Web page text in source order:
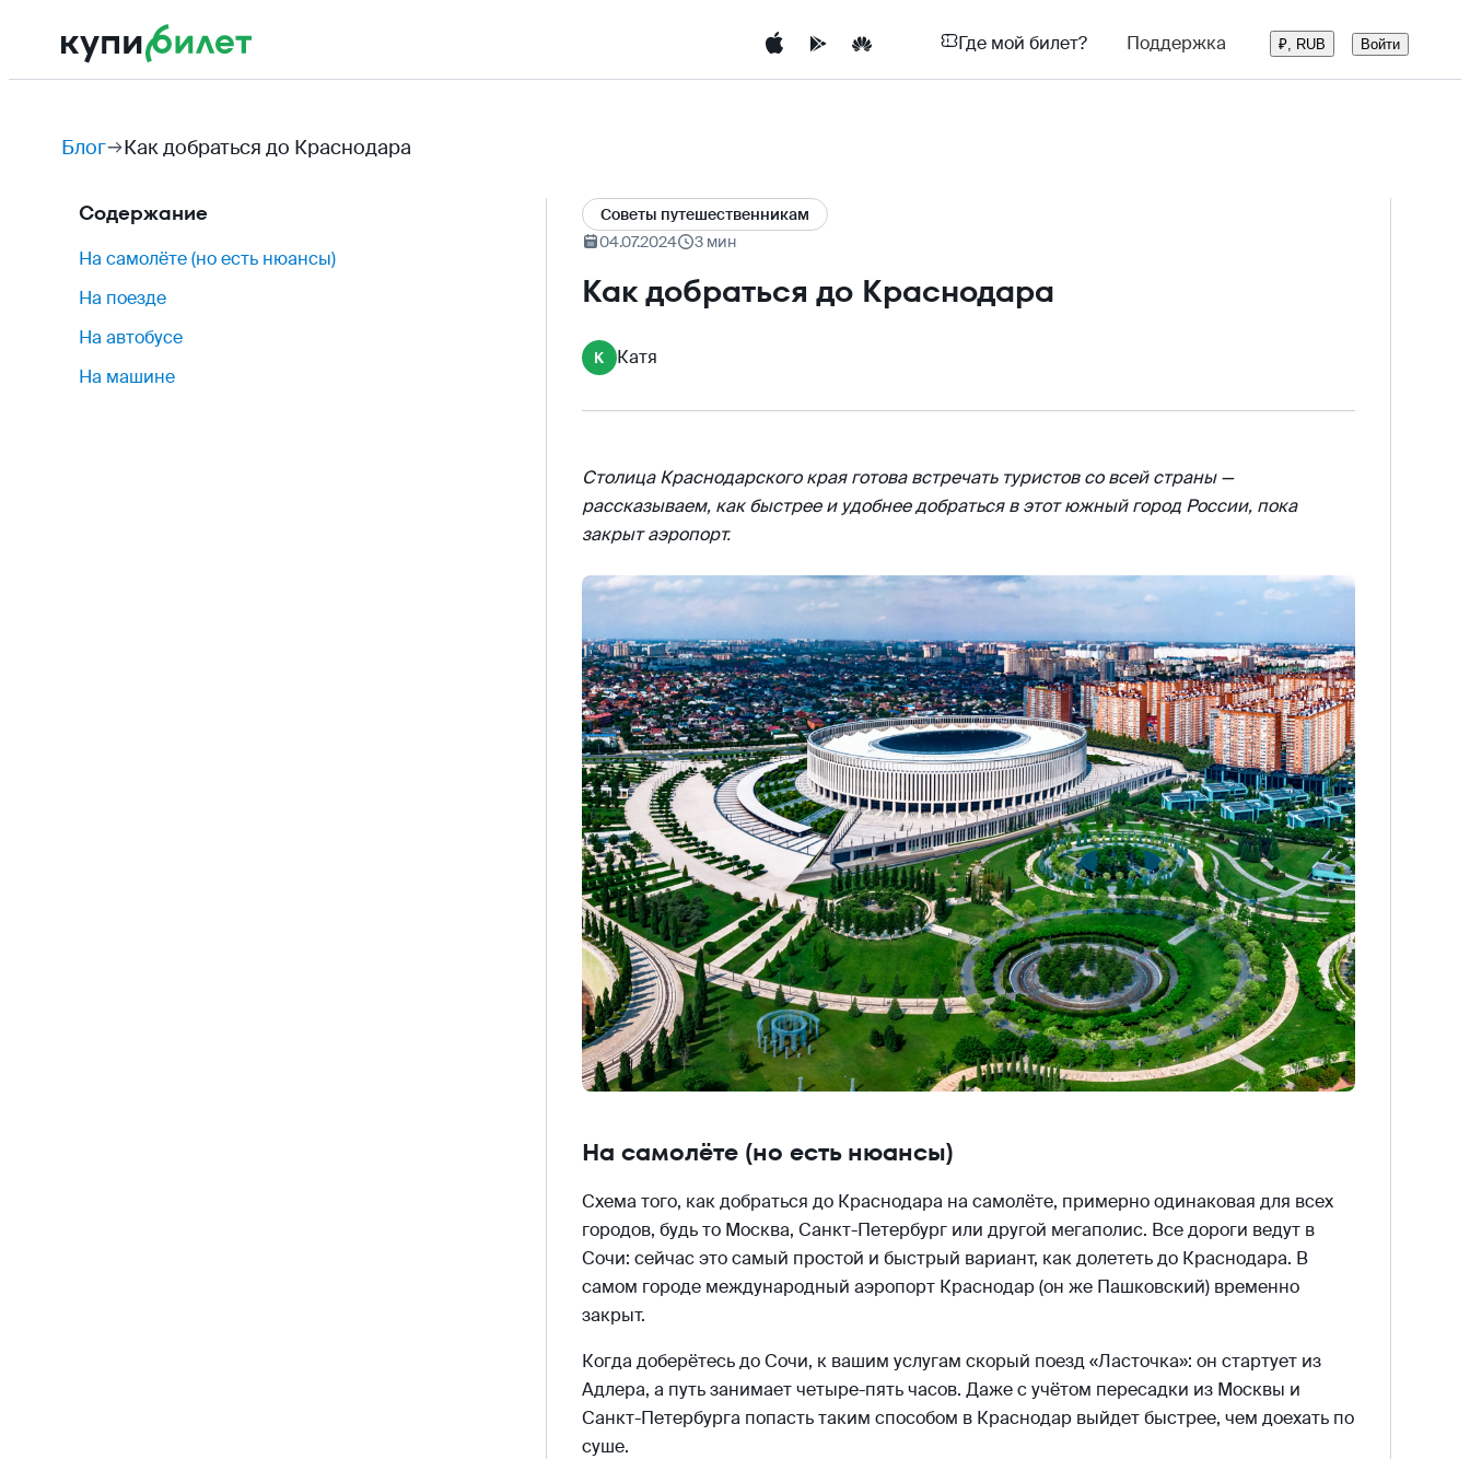
Где мой билет? Поддержка ₽, RUB Войти
Блог Как добраться до Краснодара
Содержание
На самолёте (но есть нюансы)
На поезде
На автобусе
На машине
Cоветы путешественникам
04.07.2024
3 мин
Как добраться до Краснодара
К Катя
Столица Краснодарского края готова встречать туристов со всей страны —
рассказываем, как быстрее и удобнее добраться в этот южный город России, пока
закрыт аэропорт.
На самолёте (но есть нюансы)
Схема того, как добраться до Краснодара на самолёте, примерно одинаковая для всех
городов, будь то Москва, Санкт-Петербург или другой мегаполис. Все дороги ведут в
Сочи: сейчас это самый простой и быстрый вариант, как долететь до Краснодара. В
самом городе международный аэропорт Краснодар (он же Пашковский) временно
закрыт.
Когда доберётесь до Сочи, к вашим услугам скорый поезд «Ласточка»: он стартует из
Адлера, а путь занимает четыре-пять часов. Даже с учётом пересадки из Москвы и
Санкт-Петербурга попасть таким способом в Краснодар выйдет быстрее, чем доехать по
суше.